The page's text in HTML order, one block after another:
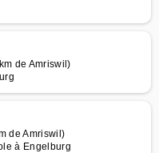
de Amriswil)
de Amriswil)
à Engelburg